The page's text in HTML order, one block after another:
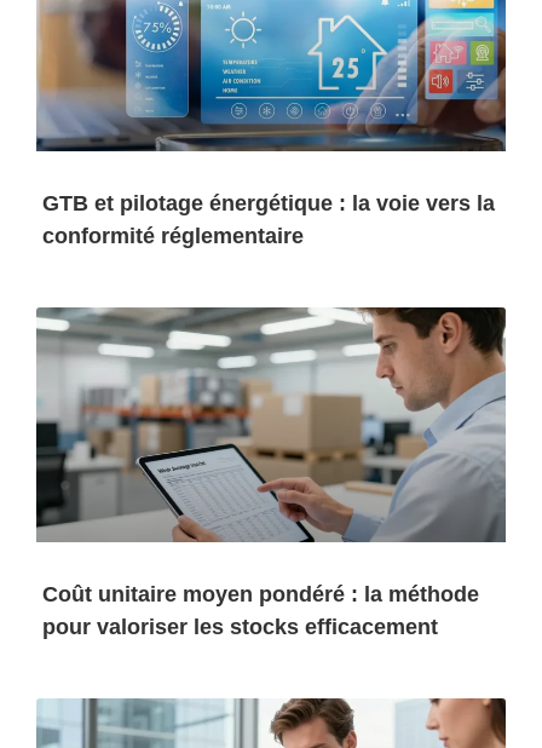
GTB et pilotage énergétique : la voie vers la
conformité réglementaire
Coût unitaire moyen pondéré : la méthode
pour valoriser les stocks efficacement